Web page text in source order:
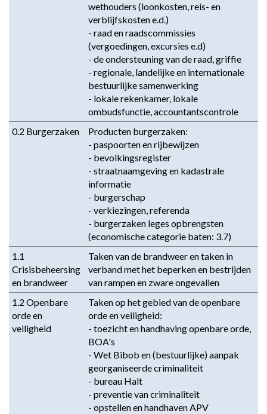
wethouders (loonkosten, reis- en
verblijfskosten e.d.)
- raad en raadscommissies
(vergoedingen, excursies e.d)
- de ondersteuning van de raad, griffie
- regionale, landelijke en internationale
bestuurlijke samenwerking
- lokale rekenkamer, lokale
ombudsfunctie, accountantscontrole
0.2 Burgerzaken
Producten burgerzaken:
- paspoorten en rijbewijzen
- bevolkingsregister
- straatnaamgeving en kadastrale
informatie
- burgerschap
- verkiezingen, referenda
- burgerzaken leges opbrengsten
(economische categorie baten: 3.7)
1.1
Crisisbeheersing
en brandweer
Taken van de brandweer en taken in
verband met het beperken en bestrijden
van rampen en zware ongevallen
1.2 Openbare
orde en
veiligheid
Taken op het gebied van de openbare
orde en veiligheid:
- toezicht en handhaving openbare orde,
BOA's
- Wet Bibob en (bestuurlijke) aanpak
georganiseerde criminaliteit
- bureau Halt
- preventie van criminaliteit
- opstellen en handhaven APV